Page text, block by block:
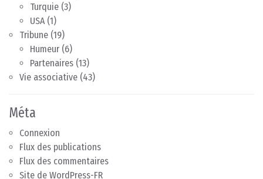
Turquie (3)
USA (1)
Tribune (19)
Humeur (6)
Partenaires (13)
Vie associative (43)
Méta
Connexion
Flux des publications
Flux des commentaires
Site de WordPress-FR